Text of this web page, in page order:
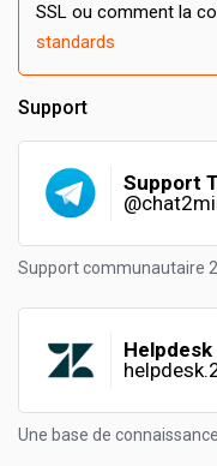
SSL ou comment la
standards
Support
Support
Support communautaire
Helpdesk
Une base de